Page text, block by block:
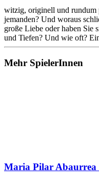
witzig, originell und
jemanden? Und woraus
große Liebe oder haben Sie
und Tiefen? Und wie oft?
Mehr SpielerInnen
Maria Pilar Abaurrea